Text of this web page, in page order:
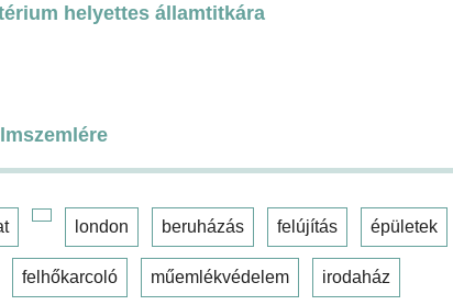
helyettes államtitkára
london beruházás felújítás épületek
felhőkarcoló műemlékvédelem irodaház